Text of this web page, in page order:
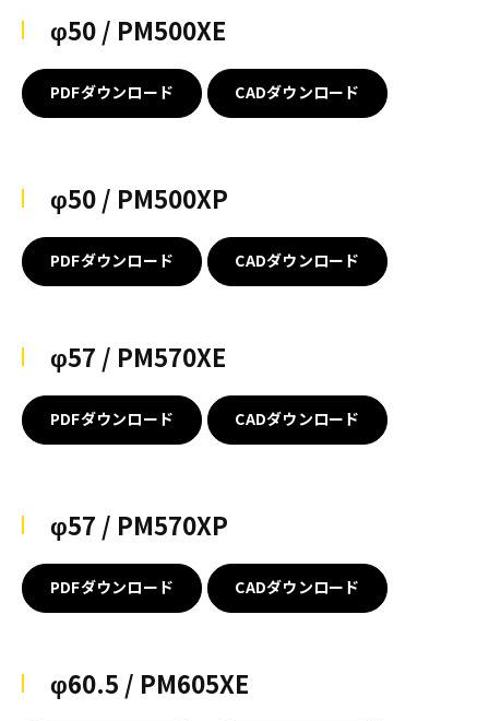
φ50 / PM500XE
PDFダウンロード CADダウンロード
φ50 / PM500XP
PDFダウンロード CADダウンロード
φ57 / PM570XE
PDFダウンロード CADダウンロード
φ57 / PM570XP
PDFダウンロード CADダウンロード
φ60.5 / PM605XE